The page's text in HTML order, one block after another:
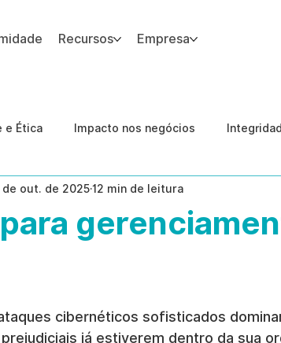
Recursos Empresa
e Ética Impacto nos negócios
Estudos de caso
de out. de 202512 min de leitura
cibernéticos sofisticados
já estiverem dentro da sua